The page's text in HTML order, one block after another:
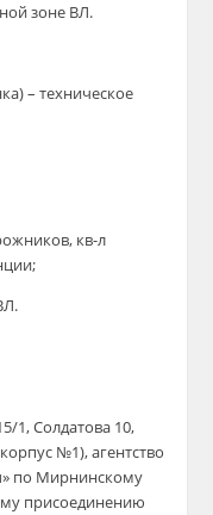
зоне ВЛ.
– техническое
кв-л
1, Солдатова 10,
№1), агентство
по Мирнинскому
присоединению